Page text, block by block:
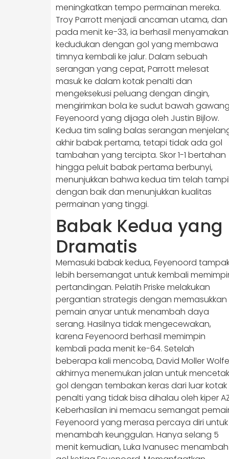
meningkatkan tempo permainan mereka.
Troy Parrott menjadi ancaman utama, dan
pada menit ke-33, ia berhasil menyamakan
kedudukan dengan gol yang membawa
timnya kembali ke jalur. Dalam sebuah
serangan yang cepat, Parrott melesat
masuk ke dalam kotak penalti dan
mengeksekusi peluang dengan dingin,
mengirimkan bola ke sudut bawah gawang
Feyenoord yang dijaga oleh Justin Bijlow.
Kedua tim saling balas serangan
akhir babak pertama, tetapi tidak ada gol
tambahan yang tercipta. Skor 1-1 bertahan
hingga peluit babak pertama berbunyi,
menunjukkan bahwa kedua tim telah tampil
dengan baik dan menunjukkan kualitas
permainan yang tinggi.
Babak Kedua yang
Dramatis
Memasuki babak kedua, Feyenoord
lebih bersemangat untuk kembali
pertandingan. Pelatih Priske melakukan
pergantian strategis dengan memasukkan
pemain anyar untuk menambah daya
serang. Hasilnya tidak mengecewakan,
karena Feyenoord berhasil memimpin
kembali pada menit ke-64. Setelah
beberapa kali mencoba, David Moller Wolfe
akhirnya menemukan jalan untuk mencetak
gol dengan tembakan keras dari luar kotak
penalti yang tidak bisa dihalau oleh kiper
Keberhasilan ini memacu semangat
Feyenoord yang merasa percaya diri untuk
menambah keunggulan. Hanya selang 5
menit kemudian, Luka Ivanusec menambah